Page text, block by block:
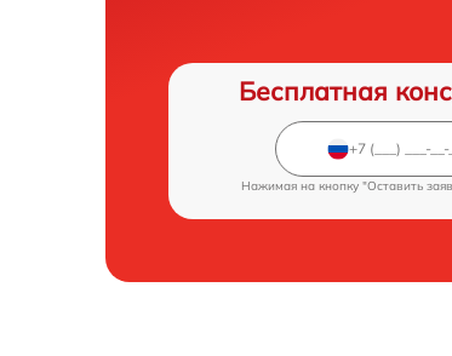
Бесплатная
Нажимая на кнопку "Оставить